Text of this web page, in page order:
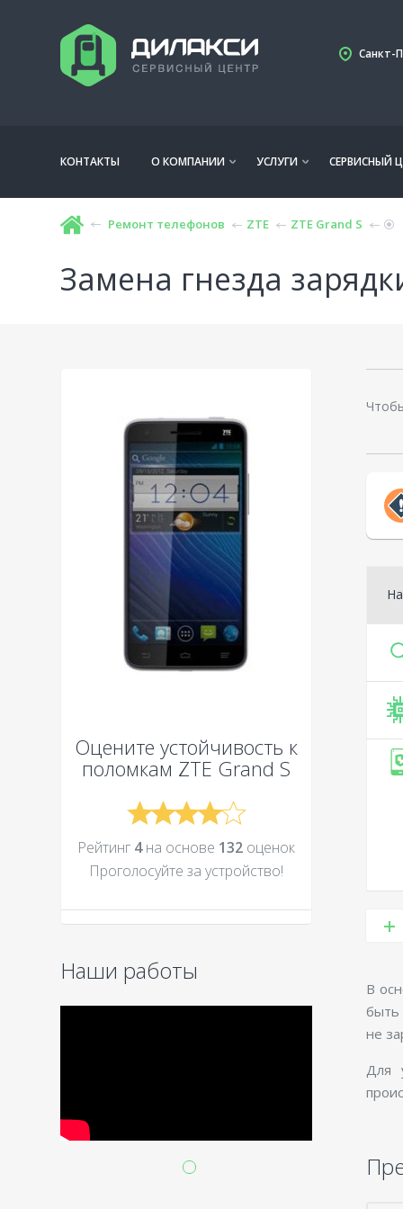
Санкт-
КОНТАКТЫ О КОМПАНИИ УСЛУГИ СЕРВИСНЫЙ
Ремонт телефонов ZTE ZTE Grand S
Замена гнезда
Оцените устойчивость к
поломкам ZTE Grand S
Рейтинг 4на основе 132 оценок
Проголосуйте за устройcтво!
Наши работы
В
быть
не
Для